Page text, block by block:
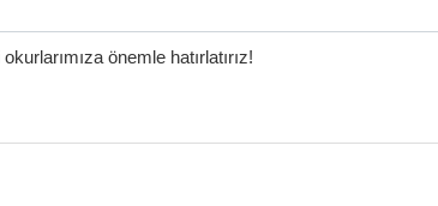
önemle hatırlatırız!